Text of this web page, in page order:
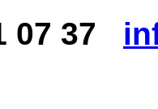
07 37